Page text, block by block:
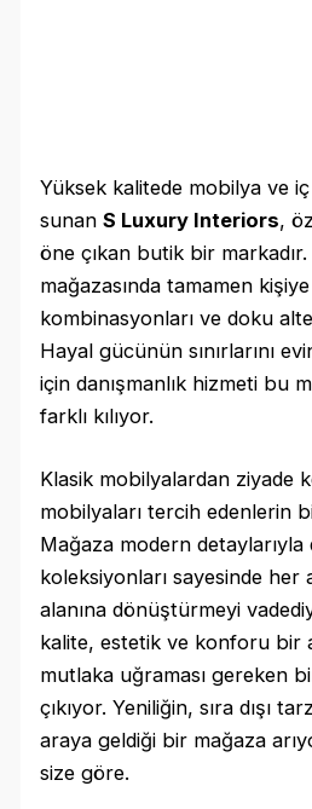
Yüksek kalitede mobilya ve
sunanS Luxury Interiors,
öne çıkan butik bir markadır.
mağazasında tamamen
kombinasyonları ve doku
Hayal gücünün sınırlarını
için danışmanlık hizmeti bu
farklı kılıyor.
Klasik mobilyalardan ziyade
mobilyaları tercih edenlerin
Mağaza modern
koleksiyonları sayesinde her
alanına dönüştürmeyi
kalite, estetik ve konforu bir
mutlaka uğraması gereken
çıkıyor. Yeniliğin, sıra dışı
araya geldiği bir mağaza
size göre.